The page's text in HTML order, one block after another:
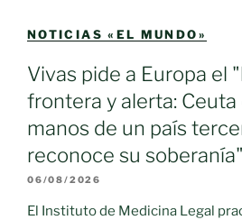
NOTICIAS «EL MUNDO»
Vivas pide a Europa el
frontera y alerta: Ceuta
manos de un país
reconoce su soberanía"
06/08/2026
El Instituto de Medicina Legal